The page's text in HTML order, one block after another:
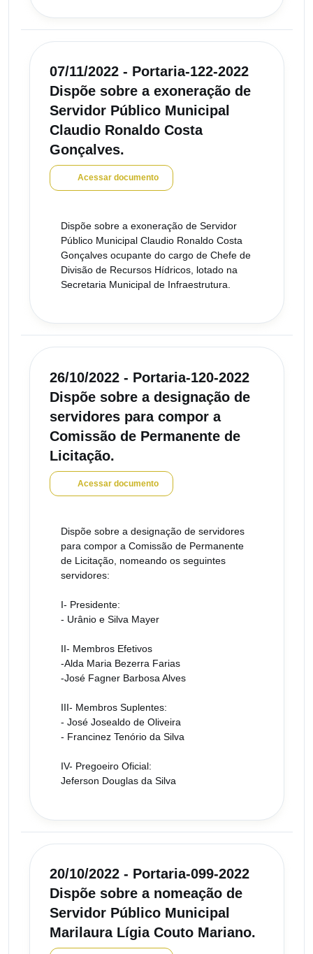
07/11/2022 - Portaria-122-2022
Dispõe sobre a exoneração de
Servidor Público Municipal
Claudio Ronaldo Costa
Gonçalves.
Acessar documento
Dispõe sobre a exoneração de Servidor
Público Municipal Claudio Ronaldo Costa
Gonçalves ocupante do cargo de Chefe de
Divisão de Recursos Hídricos, lotado na
Secretaria Municipal de Infraestrutura.
26/10/2022 - Portaria-120-2022
Dispõe sobre a designação de
servidores para compor a
Comissão de Permanente de
Licitação.
Acessar documento
Dispõe sobre a designação de servidores
para compor a Comissão de Permanente
de Licitação, nomeando os seguintes
servidores:
I- Presidente:
- Urânio e Silva Mayer
II- Membros Efetivos
-Alda Maria Bezerra Farias
-José Fagner Barbosa Alves
III- Membros Suplentes:
- José Josealdo de Oliveira
- Francinez Tenório da Silva
IV- Pregoeiro Oficial:
Jeferson Douglas da Silva
20/10/2022 - Portaria-099-2022
Dispõe sobre a nomeação de
Servidor Público Municipal
Marilaura Lígia Couto Mariano.